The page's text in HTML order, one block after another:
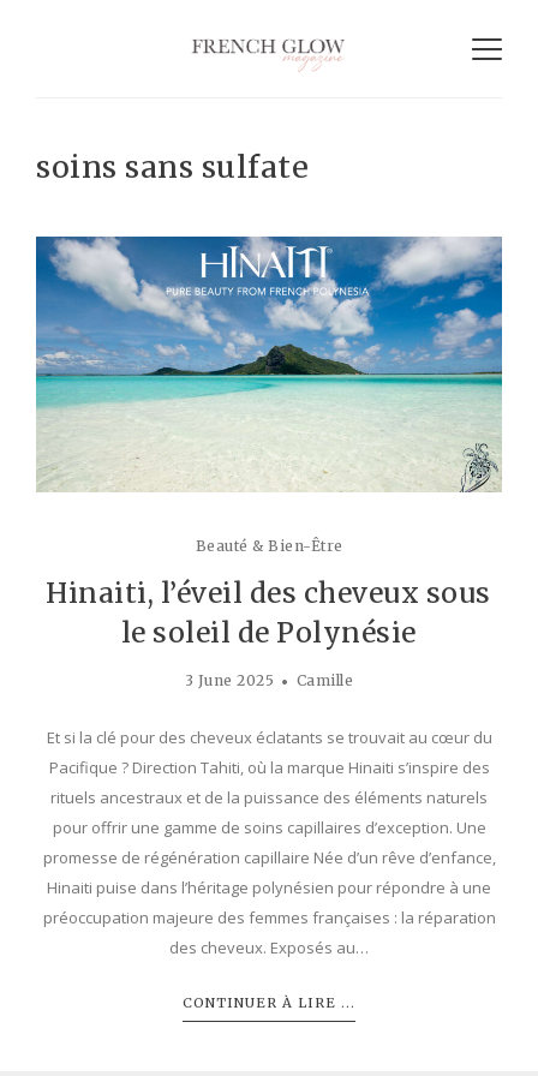
soins sans sulfate
Beauté & Bien-Être
Hinaiti, l’éveil des cheveux sous
le soleil de Polynésie
3 June 2025 Camille
Et si la clé pour des cheveux éclatants se trouvait au cœur du
Pacifique ? Direction Tahiti, où la marque Hinaiti s’inspire des
rituels ancestraux et de la puissance des éléments naturels
pour offrir une gamme de soins capillaires d’exception. Une
promesse de régénération capillaire Née d’un rêve d’enfance,
Hinaiti puise dans l’héritage polynésien pour répondre à une
préoccupation majeure des femmes françaises : la réparation
des cheveux. Exposés au…
CONTINUER À LIRE ...